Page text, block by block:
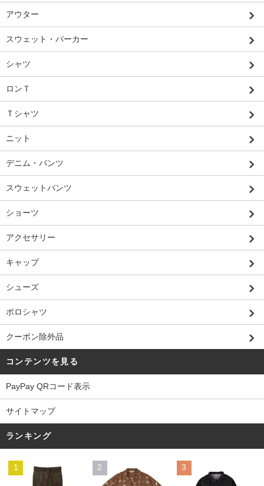
アウター
スウェット・パーカー
シャツ
ロンＴ
Ｔシャツ
ニット
デニム・パンツ
スウェットパンツ
ショーツ
アクセサリー
キャップ
シューズ
ポロシャツ
クーポン除外品
コンテンツを見る
PayPay QRコード表示
サイトマップ
ランキング
1 2 3